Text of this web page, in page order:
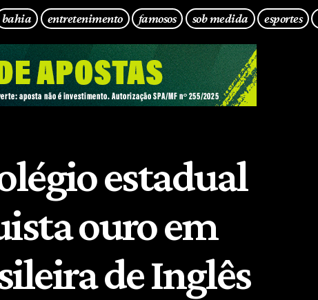
bahia entretenimento famosos sob medida esportes
estadual
ouro em
de Inglês